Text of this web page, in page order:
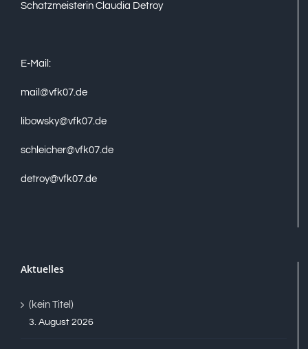
Schatzmeisterin Claudia Detroy
E-Mail:
mail@vfk07.de
libowsky@vfk07.de
schleicher@vfk07.de
detroy@vfk07.de
Aktuelles
(kein Titel)
3. August 2026